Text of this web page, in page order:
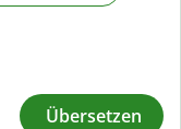
Übersetzen